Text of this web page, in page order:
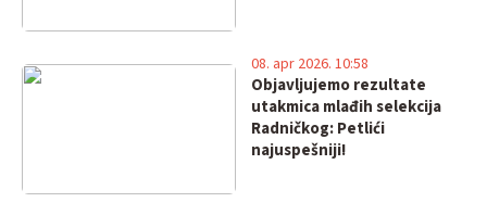
Objavljujemo rezultate
utakmica mlađih selekcija
Radničkog: Petlići
najuspešniji!
08. apr 2026. 10:58